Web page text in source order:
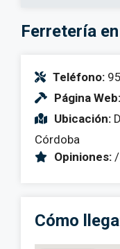
Ferretería
Teléfono:
Página Web:
Ubicación:
Córdoba
Opiniones:
Cómo